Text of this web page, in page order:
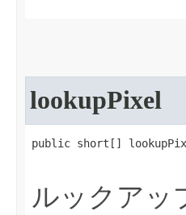
lookupPixel
public short[]
ルックアッ